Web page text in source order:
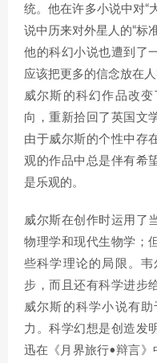
统。他在许多小说中对“
说中历来对外星人的“标准
他的科幻小说也遭到了
应该把更多的信念放在
威尔斯的科幻作品改
向，重新拾回了英国文
由于威尔斯的个性中存
观的作品中总是伴有希
是乐观的。
威尔斯在创作时运用了
物理学和现代生物学；
些科学理论的局限。
步，而且还有科学进步
威尔斯的科学小说有
力。科学幻想是创造发
迅在《月界旅行•辩言》